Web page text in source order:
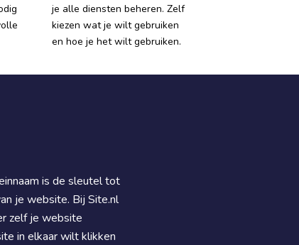
je alle diensten beheren. Zelf
kiezen wat je wilt gebruiken
en hoe je het wilt gebruiken.
is de sleutel tot
je website. Bij Site.nl
zelf je website
in elkaar wilt klikken